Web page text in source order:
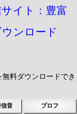
イト：豊富
ンロード
料ダウンロードでき
音 プロフ